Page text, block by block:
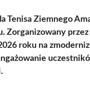
Tenisa Ziemnego
Zorganizowany
roku na